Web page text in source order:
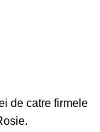
de catre firmele